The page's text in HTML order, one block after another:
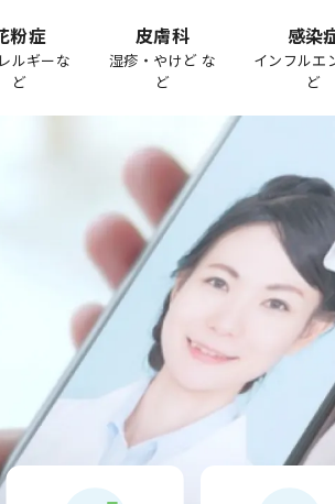
粉症
ルギーな
ど
皮膚科
湿疹・やけど な
ど
感染
インフルエ
ど